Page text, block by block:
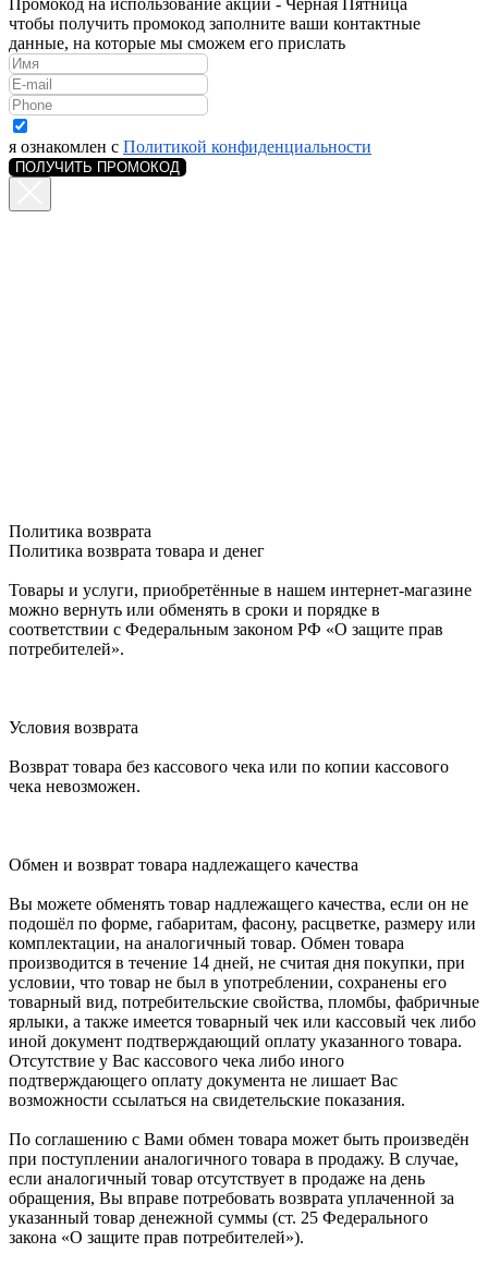
чтобы получить промокод заполните ваши контактные
данные, на которые мы сможем его прислать
я ознакомлен с Политикой конфиденциальности
ПОЛУЧИТЬ ПРОМОКОД
Политика возврата
Политика возврата товара и денег
Товары и услуги, приобретённые в нашем интернет-магазине
можно вернуть или обменять в сроки и порядке в
соответствии с Федеральным законом РФ «О защите прав
потребителей».
Условия возврата
Возврат товара без кассового чека или по копии кассового
чека невозможен.
Обмен и возврат товара надлежащего качества
Вы можете обменять товар надлежащего качества, если он не
подошёл по форме, габаритам, фасону, расцветке, размеру или
комплектации, на аналогичный товар. Обмен товара
производится в течение 14 дней, не считая дня покупки, при
условии, что товар не был в употреблении, сохранены его
товарный вид, потребительские свойства, пломбы, фабричные
ярлыки, а также имеется товарный чек или кассовый чек либо
иной документ подтверждающий оплату указанного товара.
Отсутствие у Вас кассового чека либо иного
подтверждающего оплату документа не лишает Вас
возможности ссылаться на свидетельские показания.
По соглашению с Вами обмен товара может быть произведён
при поступлении аналогичного товара в продажу. В случае,
если аналогичный товар отсутствует в продаже на день
обращения, Вы вправе потребовать возврата уплаченной за
указанный товар денежной суммы (ст. 25 Федерального
закона «О защите прав потребителей»).